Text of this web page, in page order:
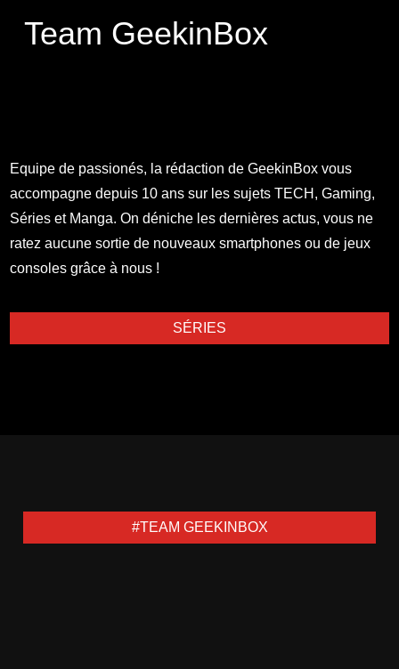
Team GeekinBox
Equipe de passionés, la rédaction de GeekinBox vous
accompagne depuis 10 ans sur les sujets TECH, Gaming,
Séries et Manga. On déniche les dernières actus, vous ne
ratez aucune sortie de nouveaux smartphones ou de jeux
consoles grâce à nous !
SÉRIES
#TEAM GEEKINBOX